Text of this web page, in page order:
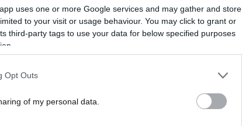
uses one or more Google services and may gather and store
to your visit or usage behaviour. You may click to grant or
third-party tags to use your data for below specified purposes
Opt Outs
of my personal data.